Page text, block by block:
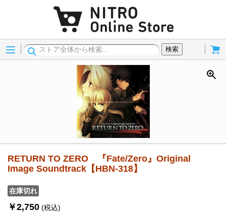
Menu
検索
RETURN TO ZERO 『Fate/Zero』Original
Image Soundtrack【HBN-318】
在庫切れ
￥2,750 (税込)